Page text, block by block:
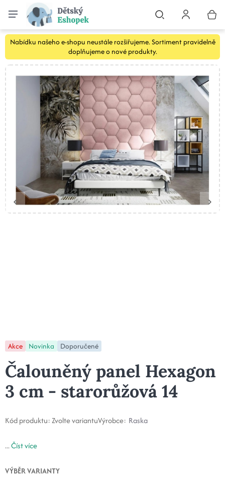
Nabídku našeho e-shopu neustále rozšiřujeme. Sortiment pravidelně
doplňujeme o nové produkty.
Akce Novinka Doporučené
Čalouněný panel Hexagon
3 cm - starorůžová 14
Kód produktu:Zvolte variantuVýrobce: Raska
...Číst více
VÝBĚR VARIANTY